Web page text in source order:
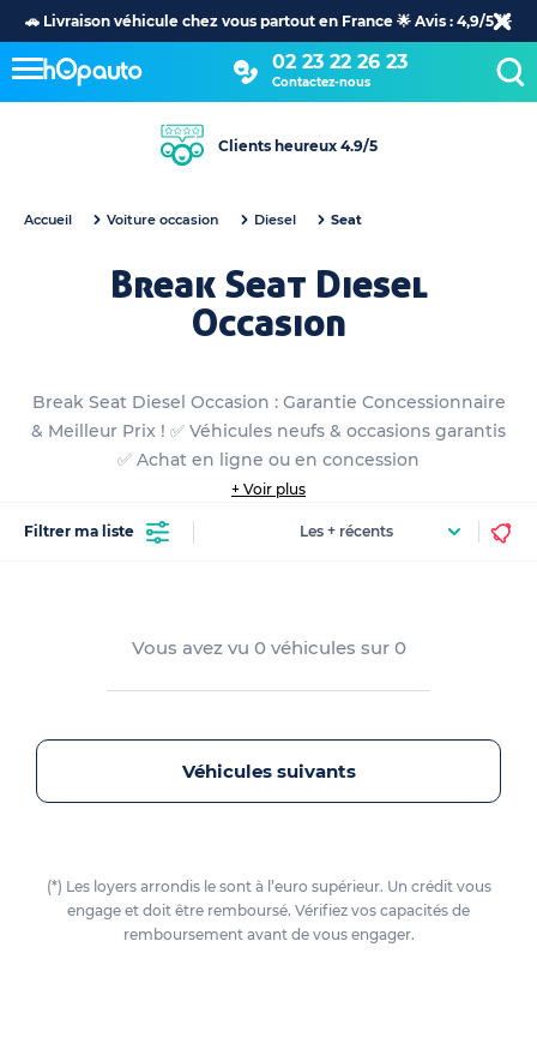
🚗 Livraison véhicule chez vous partout en France 🌟 Avis : 4,9/5 🌟
02 23 22 26 23
Contactez-nous
Clients heureux 4.9/5
Accueil Voiture occasion Diesel Seat
Break Seat Diesel
Occasion
Break Seat Diesel Occasion : Garantie Concessionnaire
& Meilleur Prix ! ✅ Véhicules neufs & occasions garantis
✅ Achat en ligne ou en concession
+ Voir plus
Filtrer ma liste
Vous avez vu 0 véhicules sur 0
Véhicules suivants
(*) Les loyers arrondis le sont à l’euro supérieur. Un crédit vous
engage et doit être remboursé. Vérifiez vos capacités de
remboursement avant de vous engager.